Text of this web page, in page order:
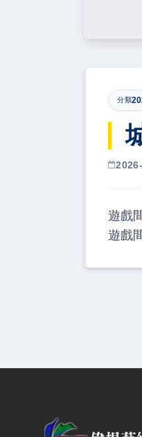
分類
遊戲
遊戲
偉揚藝術有限公司